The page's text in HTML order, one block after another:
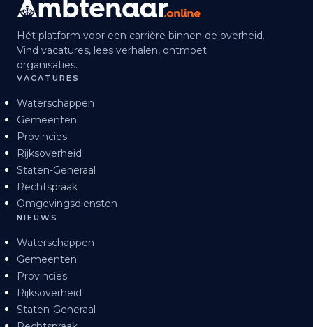
Hét platform voor een carrière binnen de overheid.
Vind vacatures, lees verhalen, ontmoet
organisaties.
VACATURES
Waterschappen
Gemeenten
Provincies
Rijksoverheid
Staten-Generaal
Rechtspraak
Omgevingsdiensten
NIEUWS
Waterschappen
Gemeenten
Provincies
Rijksoverheid
Staten-Generaal